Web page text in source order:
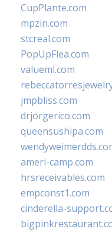
CupPlante.com
mpzin.com
stcreal.com
PopUpFlea.com
valueml.com
jmpbliss.com
drjorgerico.com
queensushipa.com
ameri-camp.com
hrsreceivables.com
empconst1.com
cinderella-